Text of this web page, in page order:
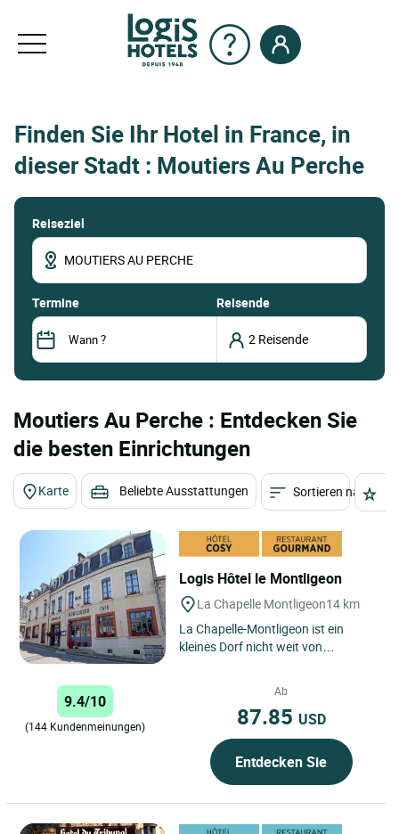
Finden Sie Ihr Hotel in France, in
dieser Stadt : Moutiers Au Perche
Reiseziel
termine Reisende
Moutiers Au Perche : Entdecken Sie
die besten Einrichtungen
Karte Beliebte Ausstattungen Sortieren nach
Logis Hôtel le Montligeon
La Chapelle Montligeon14 km
La Chapelle-Montligeon ist ein
kleines Dorf nicht weit von
9.4/10
(144 Kundenmeinungen)
Ab
87.85 USD
Entdecken Sie